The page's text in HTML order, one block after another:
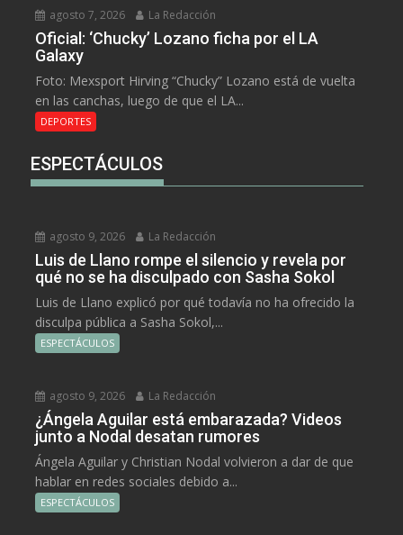
agosto 7, 2026 La Redacción
Oficial: ‘Chucky’ Lozano ficha por el LA
Galaxy
Foto: Mexsport Hirving “Chucky” Lozano está de vuelta
en las canchas, luego de que el LA...
DEPORTES
ESPECTÁCULOS
agosto 9, 2026 La Redacción
Luis de Llano rompe el silencio y revela por
qué no se ha disculpado con Sasha Sokol
Luis de Llano explicó por qué todavía no ha ofrecido la
disculpa pública a Sasha Sokol,...
ESPECTÁCULOS
agosto 9, 2026 La Redacción
¿Ángela Aguilar está embarazada? Videos
junto a Nodal desatan rumores
Ángela Aguilar y Christian Nodal volvieron a dar de que
hablar en redes sociales debido a...
ESPECTÁCULOS